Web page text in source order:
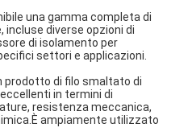
una gamma completa di
incluse diverse opzioni di
di isolamento per
settori e applicazioni.
prodotto di filo smaltato di
in termini di
resistenza meccanica,
ampiamente utilizzato